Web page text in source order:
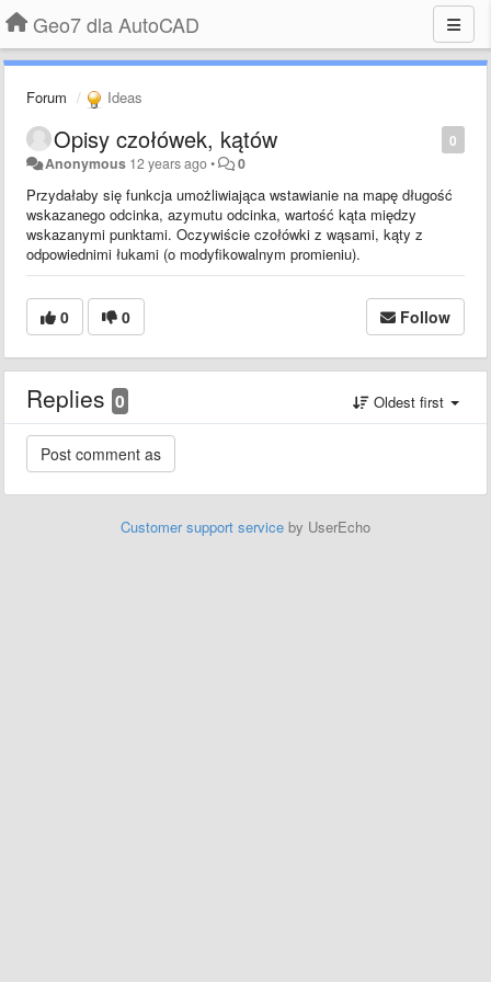
Geo7 dla AutoCAD
Forum Ideas
0
Opisy czołówek, kątów
Anonymous 12 years ago• 0
Przydałaby się funkcja umożliwiająca wstawianie na mapę długość
wskazanego odcinka, azymutu odcinka, wartość kąta między
wskazanymi punktami. Oczywiście czołówki z wąsami, kąty z
odpowiednimi łukami (o modyfikowalnym promieniu).
0 0 Follow
Replies 0 Oldest first
Customer support service by UserEcho